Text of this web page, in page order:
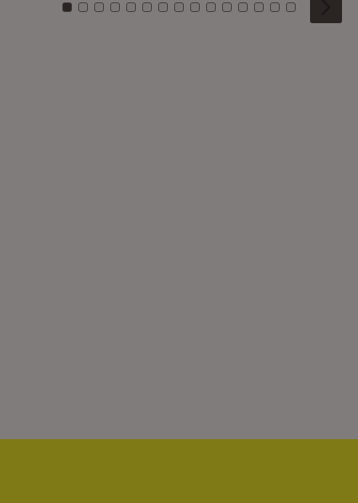
Zu Kachel: 0
Zu Kachel: 1
Zu Kachel: 2
Zu Kachel: 3
Zu Kachel: 4
Zu Kachel: 5
Zu Kachel: 6
Zu Kachel: 7
Zu Kachel: 8
Zu Kachel: 9
Zu Kachel: 10
Zu Kachel: 11
Zu Kachel: 12
Zu Kachel:
Zu